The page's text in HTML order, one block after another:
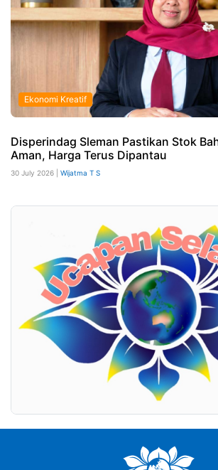
Ekonomi Kreatif
Disperindag Sleman Pastikan Stok
Aman, Harga Terus Dipantau
30 July 2026 | Wijatma T S